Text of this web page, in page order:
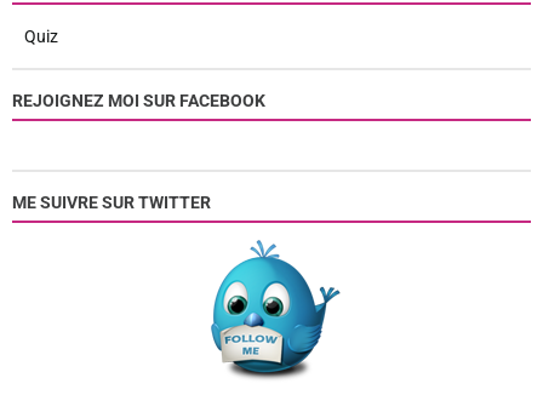
Quiz
REJOIGNEZ MOI SUR FACEBOOK
ME SUIVRE SUR TWITTER